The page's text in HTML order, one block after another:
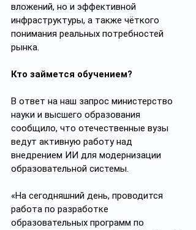
вложений, но и эффективной
инфраструктуры, а также чёткого
понимания реальных потребностей
рынка.
Кто займется обучением?
В ответ на наш запрос министерство
науки и высшего образования
сообщило, что отечественные вузы
ведут активную работу над
внедрением ИИ для модернизации
образовательной системы.
«На сегодняшний день, проводится
работа по разработке
образовательных программ по